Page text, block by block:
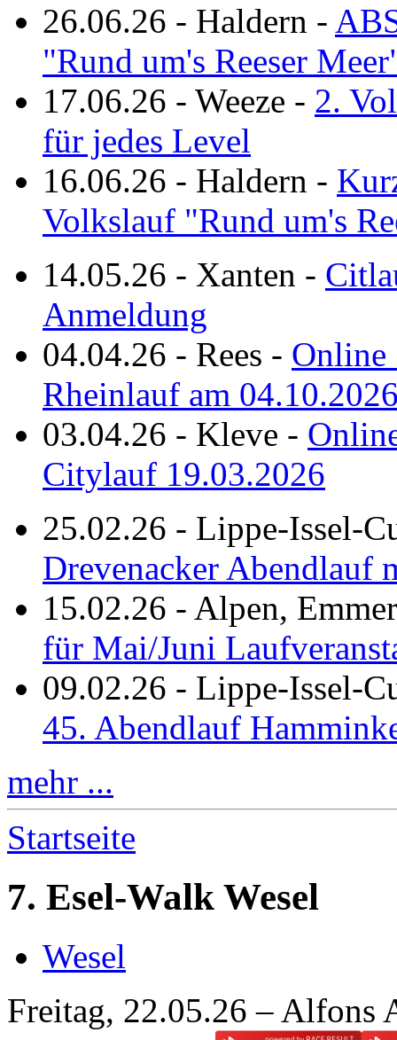
26.06.26 - Haldern -
"Rund um's Reeser
17.06.26 - Weeze - 2.
für jedes Level
16.06.26 - Haldern -
Volkslauf "Rund um's
14.05.26 - Xanten -
Anmeldung
04.04.26 - Rees - Online
Rheinlauf am
03.04.26 - Kleve -
Citylauf 19.03.2026
25.02.26 - Lippe-Issel-
Drevenacker Abendlauf
15.02.26 - Alpen,
für Mai/Juni
09.02.26 - Lippe-Issel-
45. Abendlauf
mehr ...
Startseite
7. Esel-Walk Wesel
Wesel
Freitag, 22.05.26 – Alfons